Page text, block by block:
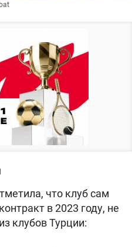
что клуб сам
в 2023 году, не
клубов Турции: